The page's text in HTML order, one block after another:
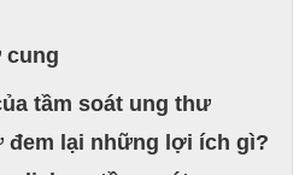
cung
tầm soát ung thư
đem lại những lợi ích gì?